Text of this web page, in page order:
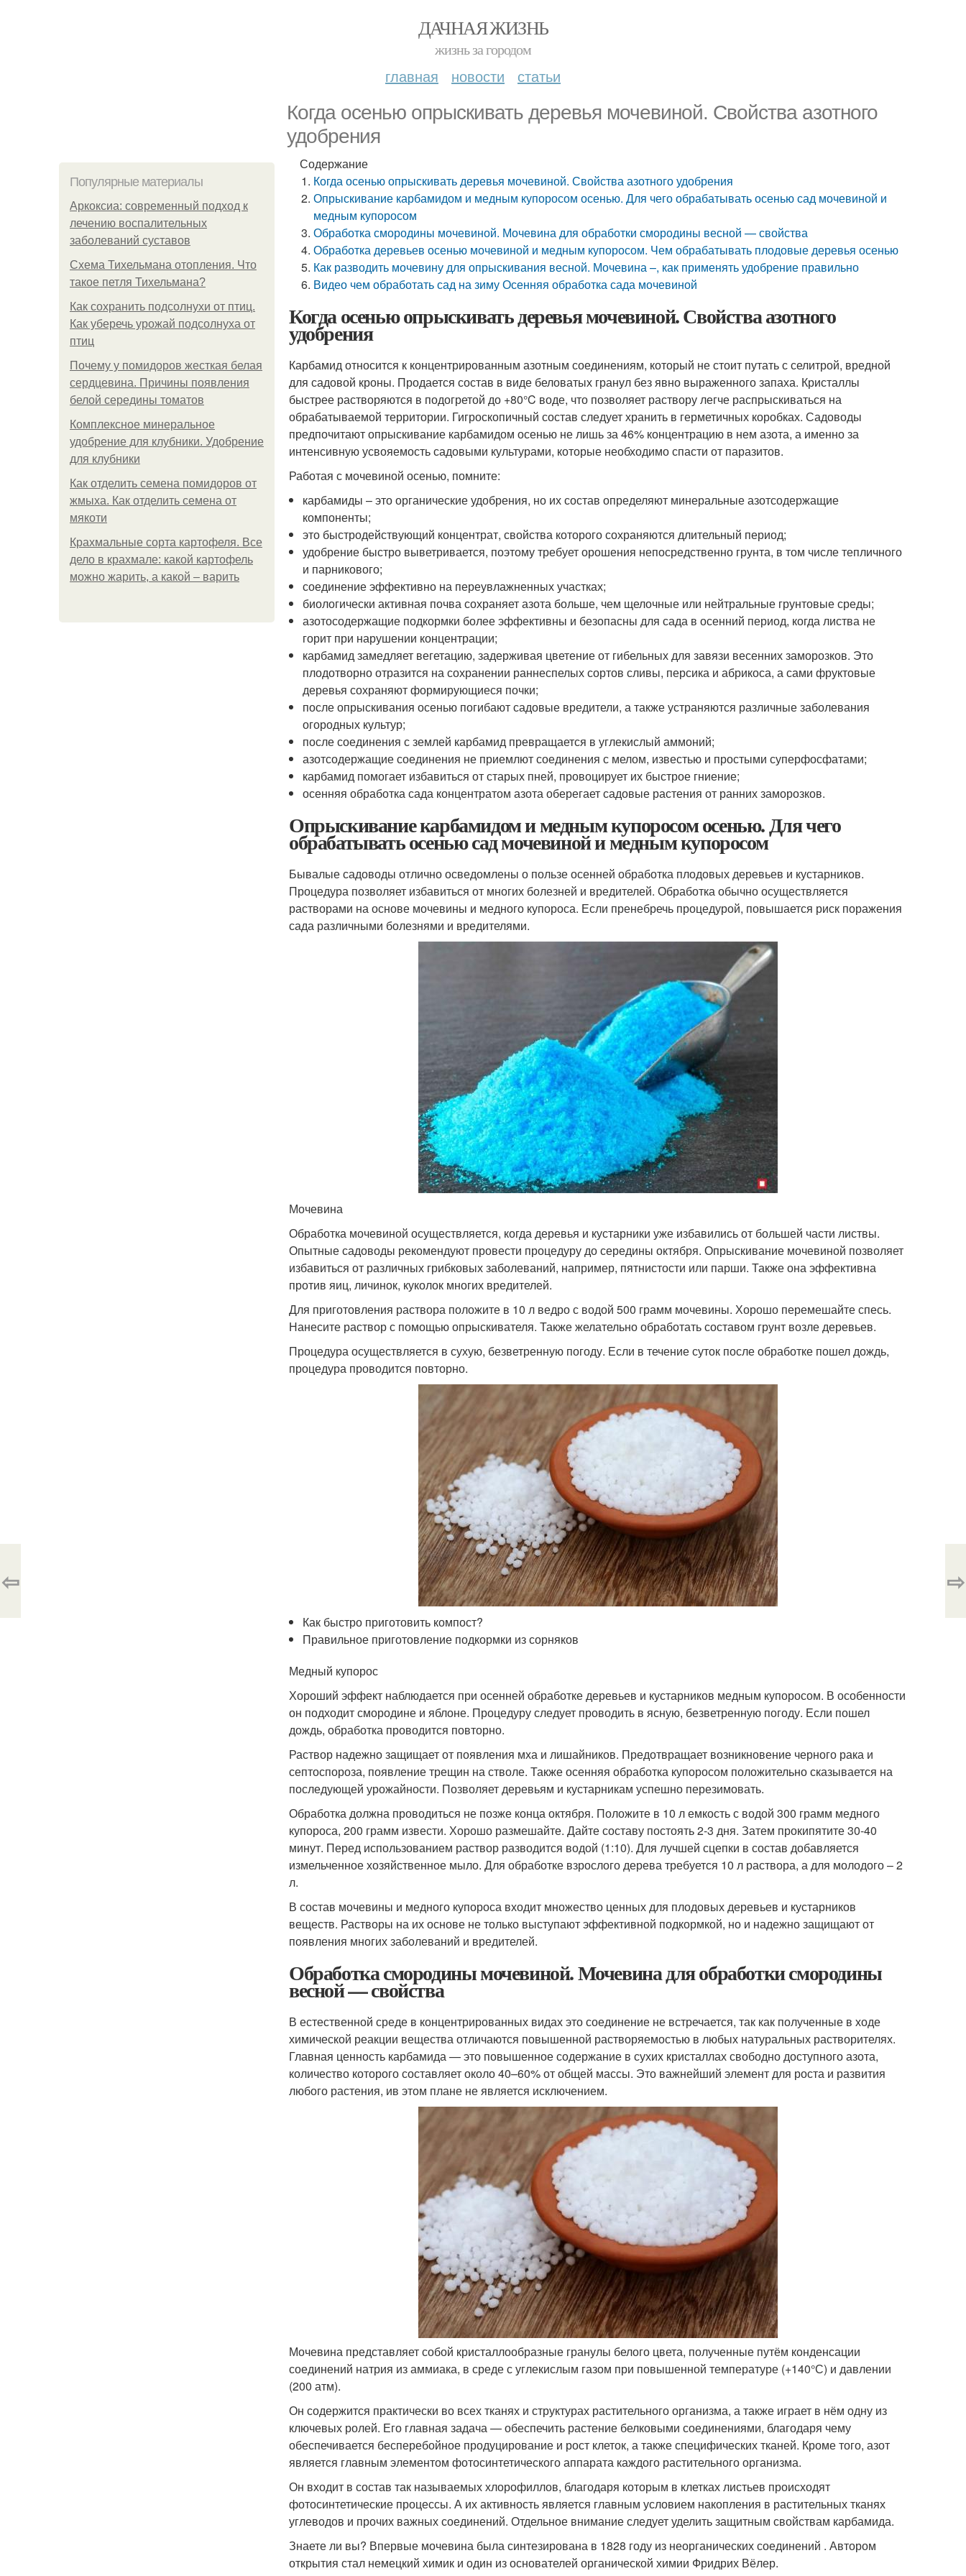
ДАЧНАЯ ЖИЗНЬ
жизнь за городом
главная новости статьи
Когда осенью опрыскивать деревья мочевиной. Свойства азотного
удобрения
Популярные материалы
Аркоксиа: современный подход к
лечению воспалительных
заболеваний суставов
Схема Тихельмана отопления. Что
такое петля Тихельмана?
Как сохранить подсолнухи от птиц.
Как уберечь урожай подсолнуха от
птиц
Почему у помидоров жесткая белая
сердцевина. Причины появления
белой середины томатов
Комплексное минеральное
удобрение для клубники. Удобрение
для клубники
Как отделить семена помидоров от
жмыха. Как отделить семена от
мякоти
Крахмальные сорта картофеля. Все
дело в крахмале: какой картофель
можно жарить, а какой – варить
Содержание
Когда осенью опрыскивать деревья мочевиной. Свойства азотного удобрения
Опрыскивание карбамидом и медным купоросом осенью. Для чего обрабатывать осенью сад мочевиной и
медным купоросом
Обработка смородины мочевиной. Мочевина для обработки смородины весной — свойства
Обработка деревьев осенью мочевиной и медным купоросом. Чем обрабатывать плодовые деревья осенью
Как разводить мочевину для опрыскивания весной. Мочевина –, как применять удобрение правильно
Видео чем обработать сад на зиму Осенняя обработка сада мочевиной
Когда осенью опрыскивать деревья мочевиной. Свойства азотного
удобрения
Карбамид относится к концентрированным азотным соединениям, который не стоит путать с селитрой, вредной
для садовой кроны. Продается состав в виде беловатых гранул без явно выраженного запаха. Кристаллы
быстрее растворяются в подогретой до +80°C воде, что позволяет раствору легче распрыскиваться на
обрабатываемой территории. Гигроскопичный состав следует хранить в герметичных коробках. Садоводы
предпочитают опрыскивание карбамидом осенью не лишь за 46% концентрацию в нем азота, а именно за
интенсивную усвояемость садовыми культурами, которые необходимо спасти от паразитов.
Работая с мочевиной осенью, помните:
карбамиды – это органические удобрения, но их состав определяют минеральные азотсодержащие
компоненты;
это быстродействующий концентрат, свойства которого сохраняются длительный период;
удобрение быстро выветривается, поэтому требует орошения непосредственно грунта, в том числе тепличного
и парникового;
соединение эффективно на переувлажненных участках;
биологически активная почва сохраняет азота больше, чем щелочные или нейтральные грунтовые среды;
азотосодержащие подкормки более эффективны и безопасны для сада в осенний период, когда листва не
горит при нарушении концентрации;
карбамид замедляет вегетацию, задерживая цветение от гибельных для завязи весенних заморозков. Это
плодотворно отразится на сохранении раннеспелых сортов сливы, персика и абрикоса, а сами фруктовые
деревья сохраняют формирующиеся почки;
после опрыскивания осенью погибают садовые вредители, а также устраняются различные заболевания
огородных культур;
после соединения с землей карбамид превращается в углекислый аммоний;
азотсодержащие соединения не приемлют соединения с мелом, известью и простыми суперфосфатами;
карбамид помогает избавиться от старых пней, провоцирует их быстрое гниение;
осенняя обработка сада концентратом азота оберегает садовые растения от ранних заморозков.
Опрыскивание карбамидом и медным купоросом осенью. Для чего
обрабатывать осенью сад мочевиной и медным купоросом
Бывалые садоводы отлично осведомлены о пользе осенней обработка плодовых деревьев и кустарников.
Процедура позволяет избавиться от многих болезней и вредителей. Обработка обычно осуществляется
растворами на основе мочевины и медного купороса. Если пренебречь процедурой, повышается риск поражения
сада различными болезнями и вредителями.
Мочевина
Обработка мочевиной осуществляется, когда деревья и кустарники уже избавились от большей части листвы.
Опытные садоводы рекомендуют провести процедуру до середины октября. Опрыскивание мочевиной позволяет
избавиться от различных грибковых заболеваний, например, пятнистости или парши. Также она эффективна
против яиц, личинок, куколок многих вредителей.
Для приготовления раствора положите в 10 л ведро с водой 500 грамм мочевины. Хорошо перемешайте спесь.
Нанесите раствор с помощью опрыскивателя. Также желательно обработать составом грунт возле деревьев.
Процедура осуществляется в сухую, безветренную погоду. Если в течение суток после обработке пошел дождь,
процедура проводится повторно.
Как быстро приготовить компост?
Правильное приготовление подкормки из сорняков
Медный купорос
Хороший эффект наблюдается при осенней обработке деревьев и кустарников медным купоросом. В особенности
он подходит смородине и яблоне. Процедуру следует проводить в ясную, безветренную погоду. Если пошел
дождь, обработка проводится повторно.
Раствор надежно защищает от появления мха и лишайников. Предотвращает возникновение черного рака и
септоспороза, появление трещин на стволе. Также осенняя обработка купоросом положительно сказывается на
последующей урожайности. Позволяет деревьям и кустарникам успешно перезимовать.
Обработка должна проводиться не позже конца октября. Положите в 10 л емкость с водой 300 грамм медного
купороса, 200 грамм извести. Хорошо размешайте. Дайте составу постоять 2-3 дня. Затем прокипятите 30-40
минут. Перед использованием раствор разводится водой (1:10). Для лучшей сцепки в состав добавляется
измельченное хозяйственное мыло. Для обработке взрослого дерева требуется 10 л раствора, а для молодого – 2
л.
В состав мочевины и медного купороса входит множество ценных для плодовых деревьев и кустарников
веществ. Растворы на их основе не только выступают эффективной подкормкой, но и надежно защищают от
появления многих заболеваний и вредителей.
Обработка смородины мочевиной. Мочевина для обработки смородины
весной — свойства
В естественной среде в концентрированных видах это соединение не встречается, так как полученные в ходе
химической реакции вещества отличаются повышенной растворяемостью в любых натуральных растворителях.
Главная ценность карбамида — это повышенное содержание в сухих кристаллах свободно доступного азота,
количество которого составляет около 40–60% от общей массы. Это важнейший элемент для роста и развития
любого растения, ив этом плане не является исключением.
Мочевина представляет собой кристаллообразные гранулы белого цвета, полученные путём конденсации
соединений натрия из аммиака, в среде с углекислым газом при повышенной температуре (+140°С) и давлении
(200 атм).
Он содержится практически во всех тканях и структурах растительного организма, а также играет в нём одну из
ключевых ролей. Его главная задача — обеспечить растение белковыми соединениями, благодаря чему
обеспечивается бесперебойное продуцирование и рост клеток, а также специфических тканей. Кроме того, азот
является главным элементом фотосинтетического аппарата каждого растительного организма.
Он входит в состав так называемых хлорофиллов, благодаря которым в клетках листьев происходят
фотосинтетические процессы. А их активность является главным условием накопления в растительных тканях
углеводов и прочих важных соединений. Отдельное внимание следует уделить защитным свойствам карбамида.
Знаете ли вы? Впервые мочевина была синтезирована в 1828 году из неорганических соединений . Автором
открытия стал немецкий химик и один из основателей органической химии Фридрих Вёлер.
⇦ ⇨